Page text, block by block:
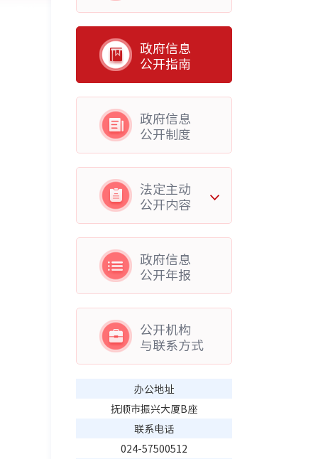
政府信息
公开指南
政府信息
公开制度
法定主动
公开内容
政府信息
公开年报
公开机构
与联系方式
办公地址
抚顺市振兴大厦B座
联系电话
024-57500512